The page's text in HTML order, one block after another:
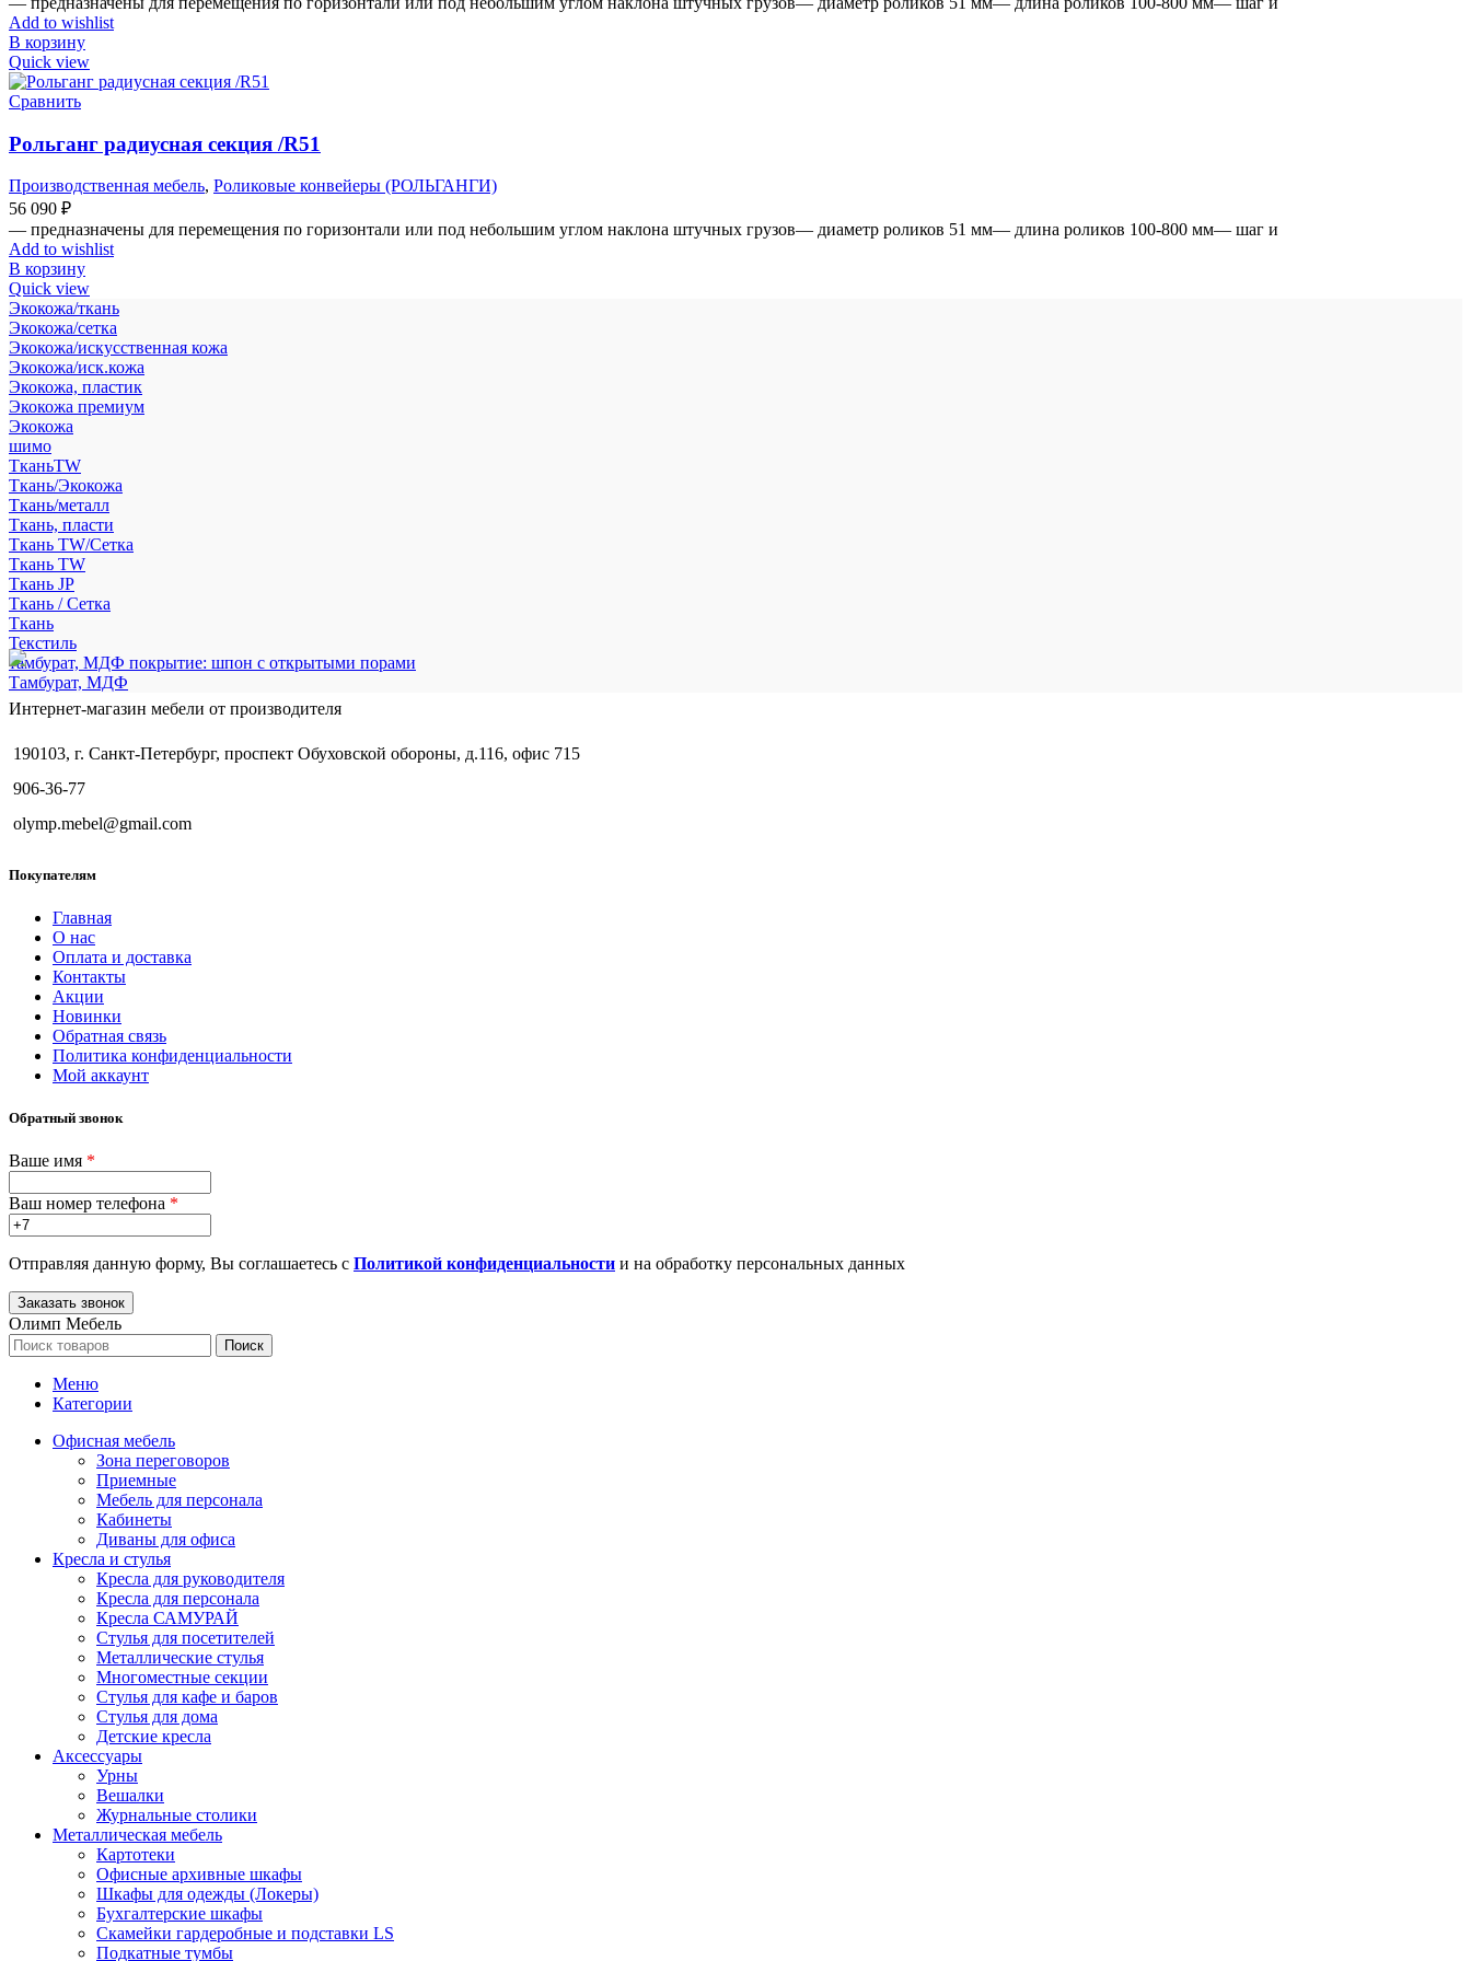
Add to wishlist
В корзину
Quick view
Сравнить
Рольганг радиусная секция /R51
Производственная мебель, Роликовые конвейеры (РОЛЬГАНГИ)
56 090 ₽
— предназначены для перемещения по горизонтали или под небольшим углом наклона штучных грузов— диаметр роликов 51 мм— длина роликов 100-800 мм— шаг и
Add to wishlist
В корзину
Quick view
Экокожа/ткань
Экокожа/сетка
Экокожа/искусственная кожа
Экокожа/иск.кожа
Экокожа, пластик
Экокожа премиум
Экокожа
шимо
ТканьTW
Ткань/Экокожа
Ткань/металл
Ткань, пласти
Ткань TW/Сетка
Ткань TW
Ткань JP
Ткань / Сетка
Ткань
Текстиль
тамбурат, МДФ покрытие: шпон с открытыми порами
Тамбурат, МДФ
Интернет-магазин мебели от производителя
190103, г. Санкт-Петербург, проспект Обуховской обороны, д.116, офис 715
906-36-77
olymp.mebel@gmail.com
Покупателям
Главная
О нас
Оплата и доставка
Контакты
Акции
Новинки
Обратная связь
Политика конфиденциальности
Мой аккаунт
Обратный звонок
Ваше имя *
Ваш номер телефона *
Отправляя данную форму, Вы соглашаетесь с Политикой конфиденциальности и на обработку персональных данных
Олимп Мебель
Поиск
Меню
Категории
Офисная мебель
Зона переговоров
Приемные
Мебель для персонала
Кабинеты
Диваны для офиса
Кресла и стулья
Кресла для руководителя
Кресла для персонала
Кресла САМУРАЙ
Стулья для посетителей
Металлические стулья
Многоместные секции
Стулья для кафе и баров
Стулья для дома
Детские кресла
Аксессуары
Урны
Вешалки
Журнальные столики
Металлическая мебель
Картотеки
Офисные архивные шкафы
Шкафы для одежды (Локеры)
Бухгалтерские шкафы
Скамейки гардеробные и подставки LS
Подкатные тумбы